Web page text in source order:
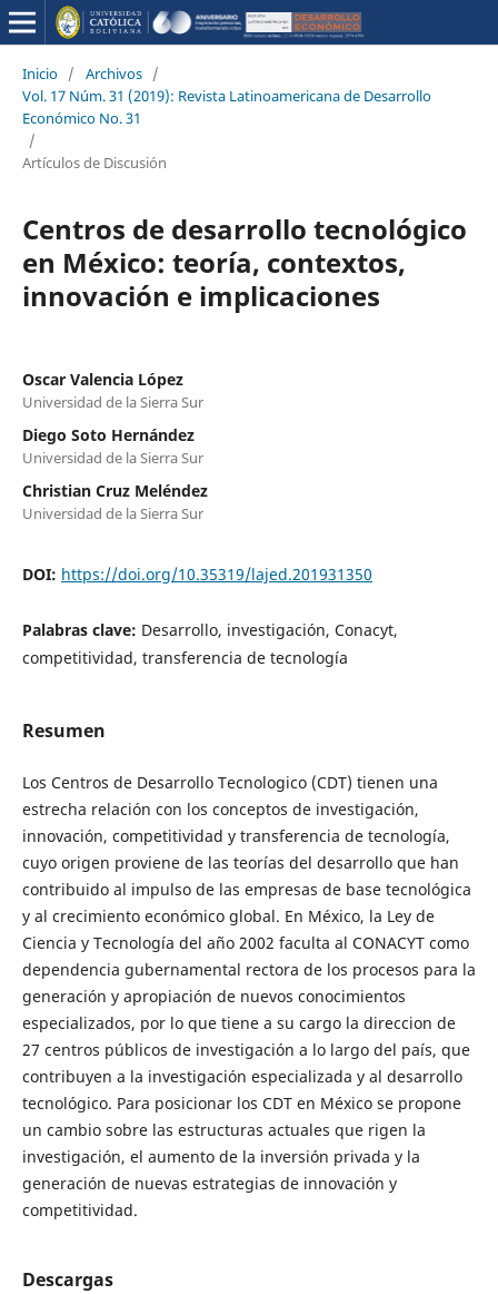
Inicio / Archivos /
Vol. 17 Núm. 31 (2019): Revista Latinoamericana de Desarrollo
Económico No. 31
/
Artículos de Discusión
Centros de desarrollo tecnológico
en México: teoría, contextos,
innovación e implicaciones
Oscar Valencia López
Universidad de la Sierra Sur
Diego Soto Hernández
Universidad de la Sierra Sur
Christian Cruz Meléndez
Universidad de la Sierra Sur
DOI: https://doi.org/10.35319/lajed.201931350
Palabras clave: Desarrollo, investigación, Conacyt,
competitividad, transferencia de tecnología
Resumen
Los Centros de Desarrollo Tecnologico (CDT) tienen una
estrecha relación con los conceptos de investigación,
innovación, competitividad y transferencia de tecnología,
cuyo origen proviene de las teorías del desarrollo que han
contribuido al impulso de las empresas de base tecnológica
y al crecimiento económico global. En México, la Ley de
Ciencia y Tecnología del año 2002 faculta al CONACYT como
dependencia gubernamental rectora de los procesos para la
generación y apropiación de nuevos conocimientos
especializados, por lo que tiene a su cargo la direccion de
27 centros públicos de investigación a lo largo del país, que
contribuyen a la investigación especializada y al desarrollo
tecnológico. Para posicionar los CDT en México se propone
un cambio sobre las estructuras actuales que rigen la
investigación, el aumento de la inversión privada y la
generación de nuevas estrategias de innovación y
competitividad.
Descargas